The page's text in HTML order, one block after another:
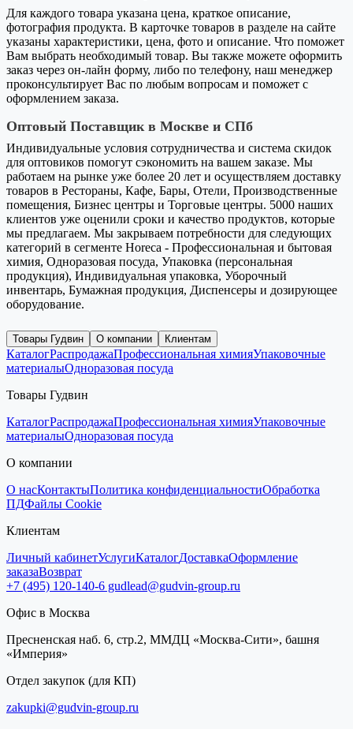
Для каждого товара указана цена, краткое описание,
фотография продукта. В карточке товаров в разделе на сайте
указаны характеристики, цена, фото и описание. Что поможет
Вам выбрать необходимый товар. Вы также можете оформить
заказ через он-лайн форму, либо по телефону, наш менеджер
проконсультирует Вас по любым вопросам и поможет с
оформлением заказа.
Оптовый Поставщик в Москве и СПб
Индивидуальные условия сотрудничества и система скидок
для оптовиков помогут сэкономить на вашем заказе. Мы
работаем на рынке уже более 20 лет и осуществляем доставку
товаров в Рестораны, Кафе, Бары, Отели, Производственные
помещения, Бизнес центры и Торговые центры. 5000 наших
клиентов уже оценили сроки и качество продуктов, которые
мы предлагаем. Мы закрываем потребности для следующих
категорий в сегменте Horeca - Профессиональная и бытовая
химия, Одноразовая посуда, Упаковка (персональная
продукция), Индивидуальная упаковка, Уборочный
инвентарь, Бумажная продукция, Диспенсеры и дозирующее
оборудование.
Товары Гудвин О компании Клиентам
КаталогРаспродажаПрофессиональная химияУпаковочные
материалыОдноразовая посуда
Товары Гудвин
КаталогРаспродажаПрофессиональная химияУпаковочные
материалыОдноразовая посуда
О компании
О насКонтактыПолитика конфиденциальностиОбработка
ПДФайлы Cookie
Клиентам
Личный кабинетУслугиКаталогДоставкаОформление
заказаВозврат
+7 (495) 120-140-6 gudlead@gudvin-group.ru
Офис в Москва
Пресненская наб. 6, стр.2, ММДЦ «Москва-Сити», башня
«Империя»
Отдел закупок (для КП)
zakupki@gudvin-group.ru